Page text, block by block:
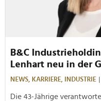
B&C
Lenhart neu in der
NEWS, KARRIERE, INDUSTRIE
Die 43-Jährige